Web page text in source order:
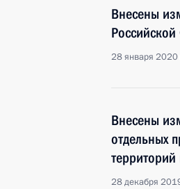
Внесены
28 января 2020
Внесены
отдельных
28 декабря